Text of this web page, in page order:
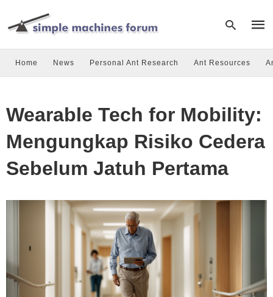
hit
Home News Personal Ant Research Ant Resources
Wearable Tech for Mobility:
Mengungkap Risiko Cedera
Sebelum Jatuh Pertama